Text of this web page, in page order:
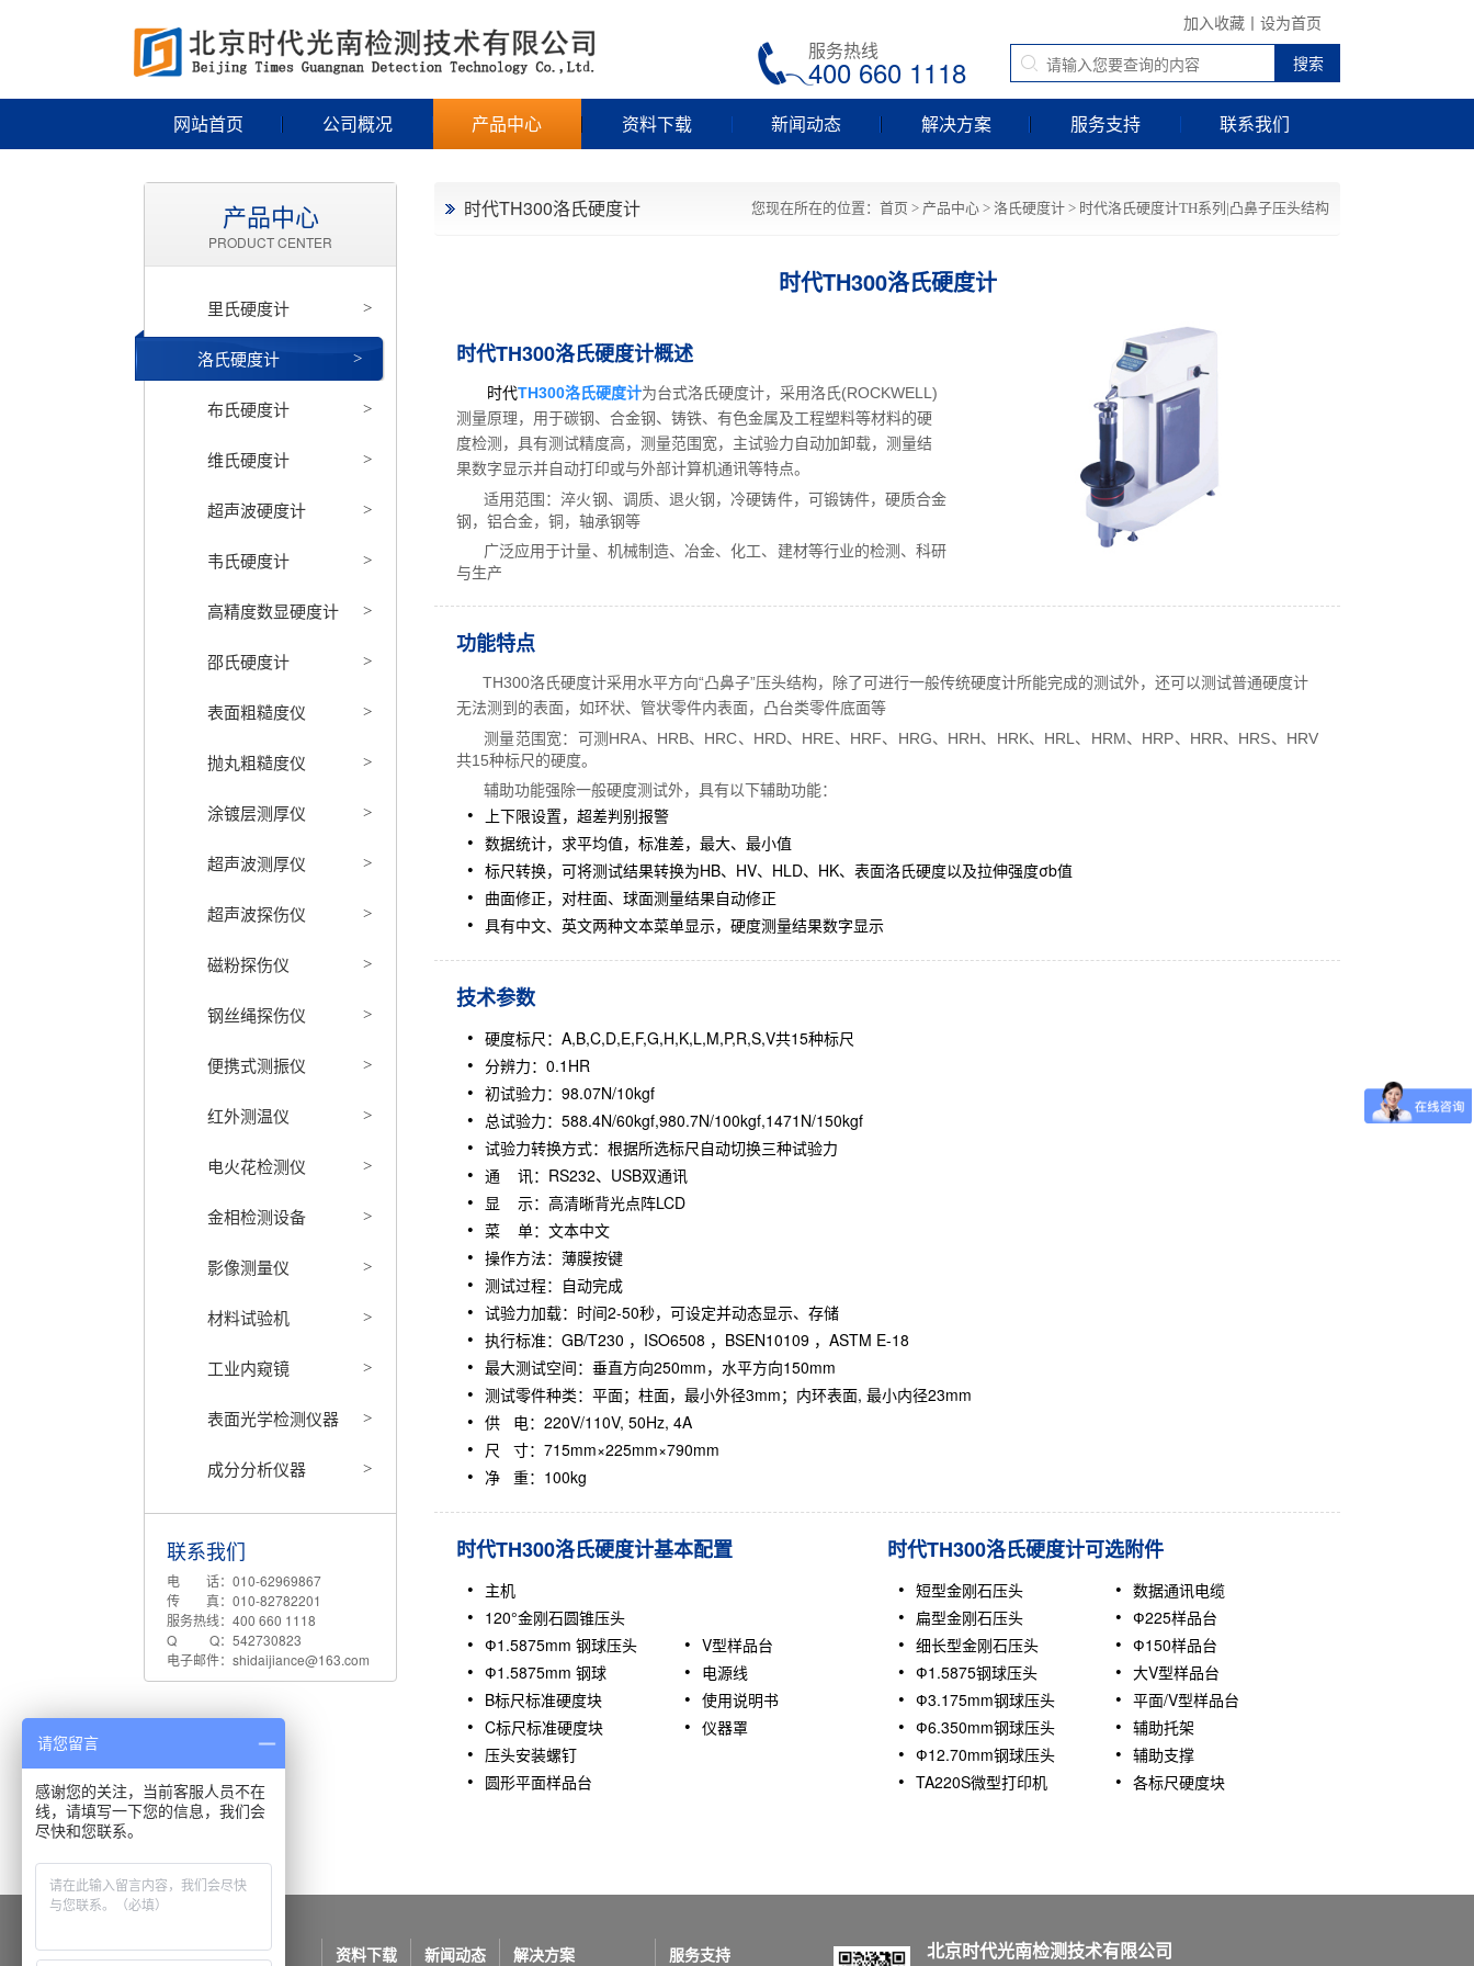
加入收藏 丨 设为首页
服务热线
400 660 1118
网站首页 公司概况 产品中心 资料下载 新闻动态 解决方案 服务支持 联系我们
时代TH300洛氏硬度计 您现在所在的位置： 首页 > 产品中心 > 洛氏硬度计 > 时代洛氏硬度计TH系列|凸鼻子压头结构
时代TH300洛氏硬度计
时代TH300洛氏硬度计概述
时代TH300洛氏硬度计为台式洛氏硬度计，采用洛氏(ROCKWELL)
测量原理，用于碳钢、合金钢、铸铁、有色金属及工程塑料等材料的硬
度检测，具有测试精度高，测量范围宽，主试验力自动加卸载，测量结
果数字显示并自动打印或与外部计算机通讯等特点。
适用范围：淬火钢、调质、退火钢，冷硬铸件，可锻铸件，硬质合金
钢，铝合金，铜，轴承钢等
广泛应用于计量、机械制造、冶金、化工、建材等行业的检测、科研
与生产
功能特点
TH300洛氏硬度计采用水平方向“凸鼻子”压头结构，除了可进行一般传统硬度计所能完成的测试外，还可以测试普通硬度计
无法测到的表面，如环状、管状零件内表面，凸台类零件底面等
测量范围宽：可测HRA、HRB、HRC、HRD、HRE、HRF、HRG、HRH、HRK、HRL、HRM、HRP、HRR、HRS、HRV
共15种标尺的硬度。
辅助功能强除一般硬度测试外，具有以下辅助功能：
上下限设置，超差判别报警
数据统计，求平均值，标准差，最大、最小值
标尺转换，可将测试结果转换为HB、HV、HLD、HK、表面洛氏硬度以及拉伸强度σb值
曲面修正，对柱面、球面测量结果自动修正
具有中文、英文两种文本菜单显示，硬度测量结果数字显示
技术参数
硬度标尺：A,B,C,D,E,F,G,H,K,L,M,P,R,S,V共15种标尺
分辨力：0.1HR
初试验力：98.07N/10kgf
总试验力：588.4N/60kgf,980.7N/100kgf,1471N/150kgf
试验力转换方式：根据所选标尺自动切换三种试验力
通 讯：RS232、USB双通讯
显 示：高清晰背光点阵LCD
菜 单：文本中文
操作方法：薄膜按键
测试过程：自动完成
试验力加载：时间2-50秒，可设定并动态显示、存储
执行标准：GB/T230 ，ISO6508 ，BSEN10109 ，ASTM E-18
最大测试空间：垂直方向250mm，水平方向150mm
测试零件种类：平面；柱面，最小外径3mm；内环表面, 最小内径23mm
供 电：220V/110V, 50Hz, 4A
尺 寸：715mm×225mm×790mm
净 重：100kg
时代TH300洛氏硬度计基本配置
主机
120°金刚石圆锥压头
Ф1.5875mm 钢球压头
Ф1.5875mm 钢球
B标尺标准硬度块
C标尺标准硬度块
压头安装螺钉
圆形平面样品台
V型样品台
电源线
使用说明书
仪器罩
时代TH300洛氏硬度计可选附件
短型金刚石压头
扁型金刚石压头
细长型金刚石压头
Ф1.5875钢球压头
Ф3.175mm钢球压头
Ф6.350mm钢球压头
Ф12.70mm钢球压头
TA220S微型打印机
数据通讯电缆
Ф225样品台
Ф150样品台
大V型样品台
平面/V型样品台
辅助托架
辅助支撑
各标尺硬度块
产品中心
PRODUCT CENTER
里氏硬度计 >
洛氏硬度计 >
布氏硬度计 >
维氏硬度计 >
超声波硬度计 >
韦氏硬度计 >
高精度数显硬度计 >
邵氏硬度计 >
表面粗糙度仪 >
抛丸粗糙度仪 >
涂镀层测厚仪 >
超声波测厚仪 >
超声波探伤仪 >
磁粉探伤仪 >
钢丝绳探伤仪 >
便携式测振仪 >
红外测温仪 >
电火花检测仪 >
金相检测设备 >
影像测量仪 >
材料试验机 >
工业内窥镜 >
表面光学检测仪器 >
成分分析仪器 >
联系我们
电 话：010-62969867
传 真：010-82782201
服务热线：400 660 1118
Q Q：542730823
电子邮件：shidaijiance@163.com
公司概况 产品中心 资料下载 新闻动态 解决方案 服务支持 北京时代光南检测技术有限公司
请您留言
感谢您的关注，当前客服人员不在
线，请填写一下您的信息，我们会
尽快和您联系。